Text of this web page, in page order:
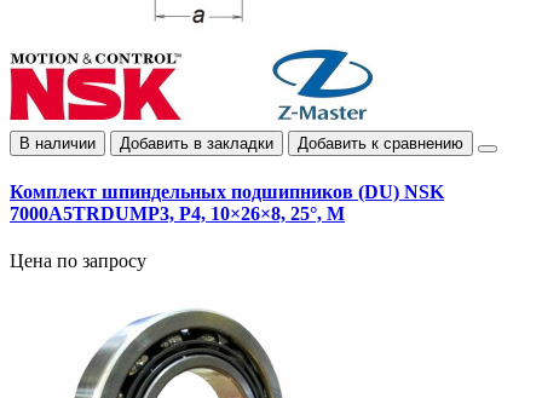
В наличии Добавить в закладки Добавить к сравнению
Комплект шпиндельных подшипников (DU) NSK
7000A5TRDUMP3, P4, 10×26×8, 25°, M
Цена по запросу